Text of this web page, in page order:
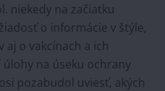
niekedy na začiatku
o informácie v štýle,
aj o vakcínach a ich
na úseku ochrany
pozabudol uviesť, akých